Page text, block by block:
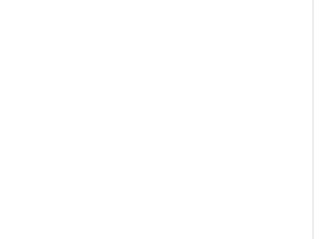
す。 Slackでは、業務で決めたことや会
ンダーを設定しておくと、とても便利
くらスケジュールを頭に入れていて
立つと思います。